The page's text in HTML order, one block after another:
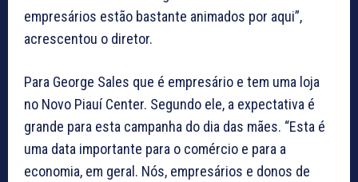
empresários estão bastante animados por aqui”,
acrescentou o diretor.
Para George Sales que é empresário e tem uma loja
no Novo Piauí Center. Segundo ele, a expectativa é
grande para esta campanha do dia das mães. “Esta é
uma data importante para o comércio e para a
economia, em geral. Nós, empresários e donos de